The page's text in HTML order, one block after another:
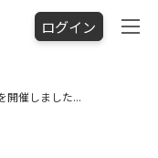
ログイン
開催しました...